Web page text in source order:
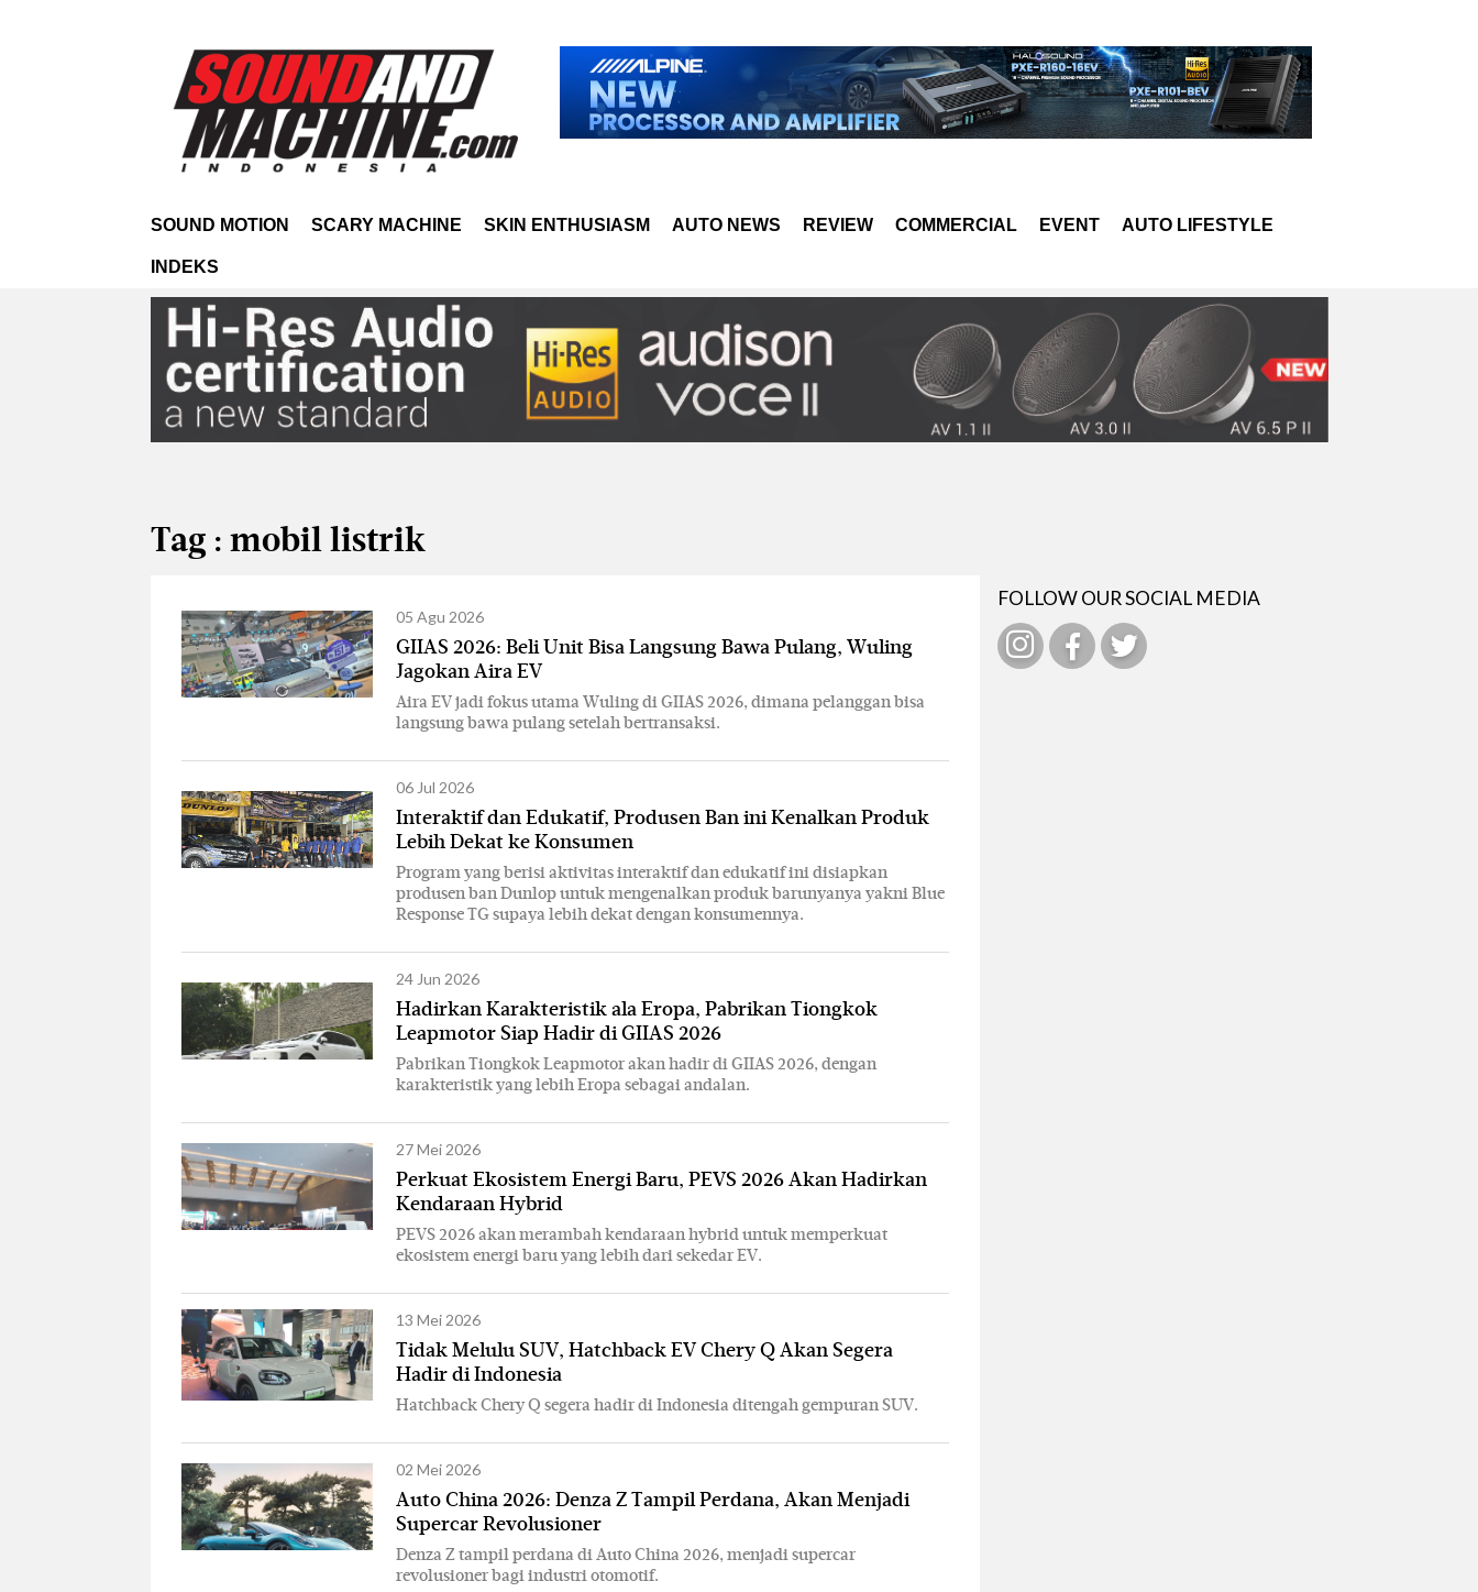
SOUND MOTION SCARY MACHINE SKIN ENTHUSIASM AUTO NEWS REVIEW COMMERCIAL EVENT AUTO LIFESTYLE
INDEKS
Tag : mobil listrik
05 Agu 2026
GIIAS 2026: Beli Unit Bisa Langsung Bawa Pulang, Wuling
Jagokan Aira EV
Aira EV jadi fokus utama Wuling di GIIAS 2026, dimana pelanggan bisa
langsung bawa pulang setelah bertransaksi.
06 Jul 2026
Interaktif dan Edukatif, Produsen Ban ini Kenalkan Produk
Lebih Dekat ke Konsumen
Program yang berisi aktivitas interaktif dan edukatif ini disiapkan
produsen ban Dunlop untuk mengenalkan produk barunyanya yakni Blue
Response TG supaya lebih dekat dengan konsumennya.
24 Jun 2026
Hadirkan Karakteristik ala Eropa, Pabrikan Tiongkok
Leapmotor Siap Hadir di GIIAS 2026
Pabrikan Tiongkok Leapmotor akan hadir di GIIAS 2026, dengan
karakteristik yang lebih Eropa sebagai andalan.
27 Mei 2026
Perkuat Ekosistem Energi Baru, PEVS 2026 Akan Hadirkan
Kendaraan Hybrid
PEVS 2026 akan merambah kendaraan hybrid untuk memperkuat
ekosistem energi baru yang lebih dari sekedar EV.
13 Mei 2026
Tidak Melulu SUV, Hatchback EV Chery Q Akan Segera
Hadir di Indonesia
Hatchback Chery Q segera hadir di Indonesia ditengah gempuran SUV.
02 Mei 2026
Auto China 2026: Denza Z Tampil Perdana, Akan Menjadi
Supercar Revolusioner
Denza Z tampil perdana di Auto China 2026, menjadi supercar
revolusioner bagi industri otomotif.
FOLLOW OUR SOCIAL MEDIA